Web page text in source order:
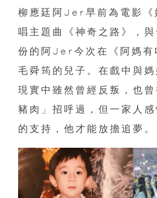
柳應廷阿Jer早前為電影《
唱主題曲《神奇之路》，
份的阿Jer今次在《阿媽有
毛舜筠的兒子。在戲中與
現實中雖然曾經反叛，也
豬肉」招呼過，但一家人
的支持，他才能放擔追夢。